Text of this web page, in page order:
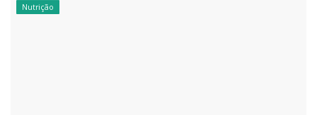
Nutrição